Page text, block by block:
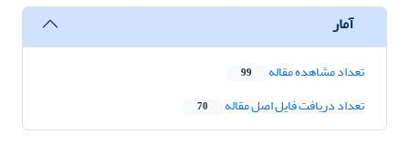
آمار
تعداد مشاهده مقاله 99
تعداد دریافت فایل اصل مقاله 70